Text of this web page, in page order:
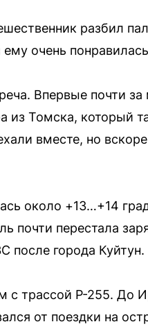
разбил
очень
Впервые почти
из Томска, который
вместе, но
около +13…+14
почти перестала
после города Куйтун.
с трассой Р-255. До
от поездки на